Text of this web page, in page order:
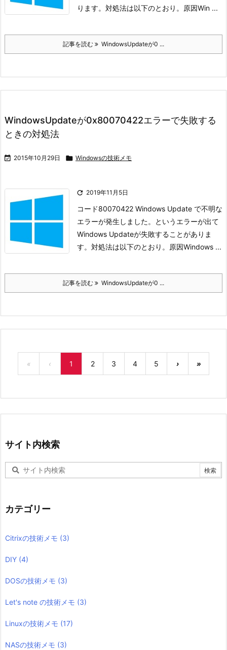
ります。 対処法は以下のとおり。 原因Win ...
記事を読む WindowsUpdateが0 ...
WindowsUpdateが0x80070422エラーで失敗する
ときの対処法
 2015年10月29日  Windowsの技術メモ
 2019年11月5日
コード80070422 Windows Update で不明な
エラーが発生しました。
というエラーが出て
Windows Updateが失敗することがありま
す。 対処法は以下のとおり。 原因Windows ...
記事を読む WindowsUpdateが0 ...
« ‹ 1 2 3 4 5 › »
サイト内検索
カテゴリー
Citrixの技術メモ (3)
DIY (4)
DOSの技術メモ (3)
Let's note の技術メモ (3)
Linuxの技術メモ (17)
NASの技術メモ (3)